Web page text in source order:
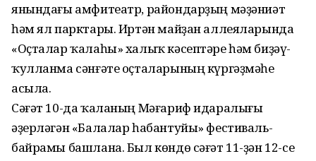
янындағы амфитеатр, райондарҙың мәҙәниәт
һәм ял парктары. Иртән майҙан аллеяларында
«Оҫталар ҡалаһы» халыҡ кәсептәре һәм биҙәү-
ҡулланма сәнғәте оҫталарының күргәҙмәһе
асыла.
Сәғәт 10-да ҡаланың Мәғариф идаралығы
әҙерләгән «Балалар һабантуйы» фестиваль-
байрамы башлана. Был көндө сәғәт 11-ҙән 12-се